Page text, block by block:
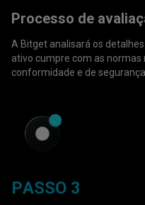
Processo de
A Bitget analisará os
ativo cumpre com as normas
conformidade e de
PASSO 3